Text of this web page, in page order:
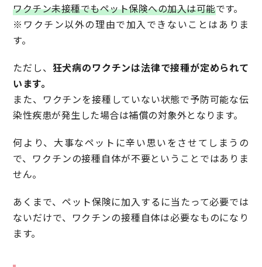
ワクチン未接種でもペット保険への加入は可能です。
※ワクチン以外の理由で加入できないことはありま
す。
ただし、 狂犬病のワクチンは法律で接種が定められて
います。
また、ワクチンを接種していない状態で予防可能な伝
染性疾患が発生した場合は補償の対象外となります。
何より、大事なペットに辛い思いをさせてしまうの
で、ワクチンの接種自体が不要ということではありま
せん。
あくまで、ペット保険に加入するに当たって必要では
ないだけで、ワクチンの接種自体は必要なものになり
ます。